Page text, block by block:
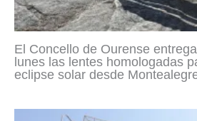
El Concello de Ourense
lunes las lentes homologadas
eclipse solar desde